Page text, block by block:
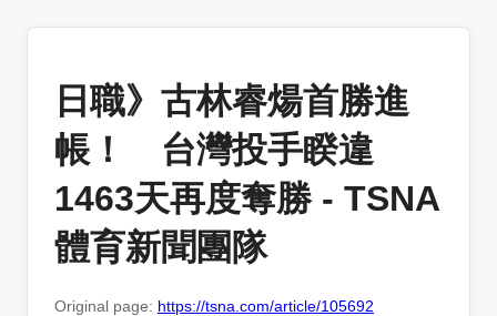
日職》古林睿煬首勝進
帳！ 台灣投手睽違
1463天再度奪勝 - TSNA
體育新聞團隊
Original page: https://tsna.com/article/105692